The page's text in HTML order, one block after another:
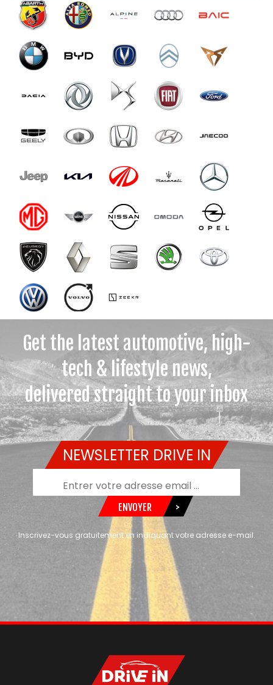
Get the latest automotive, high-
tech & lifestyle news,
delivered straight to your inbox
NEWSLETTER DRIVE IN
ENVOYER >
Inscrivez-vous gratuitement en indiquant votre adresse e-mail.